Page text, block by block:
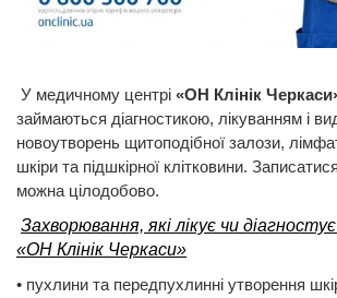
У медичному центрі «ОН Клінік
займаються діагностикою, лікуванням і
новоутворень щитоподібної залози,
шкіри та підшкірної клітковини.
можна цілодобово.
Захворювання, які лікує чи
«ОН Клінік Черкаси»
• пухлини та передпухлинні утворення